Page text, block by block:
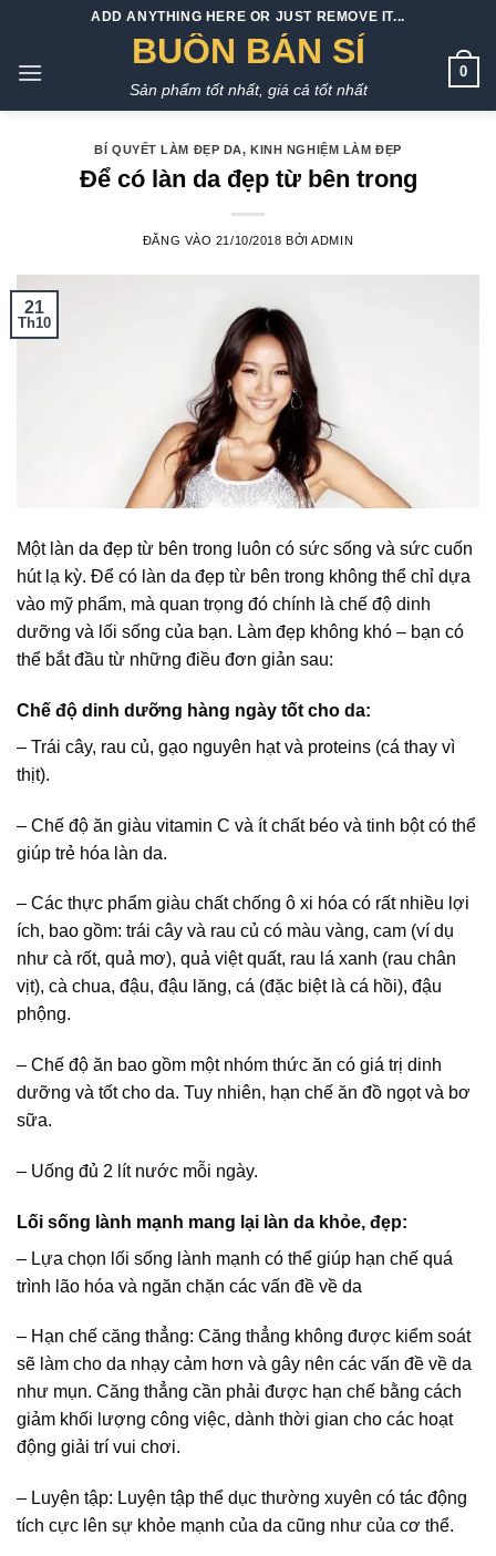
nội
ADD ANYTHING HERE OR JUST REMOVE IT...
BUÔN BÁN SỈ
Sản phẩm tốt nhất, giá cả tốt nhất
0
BÍ QUYẾT LÀM ĐẸP DA,KINH NGHIỆM LÀM ĐẸP
Để có làn da đẹp từ bên trong
ĐĂNG VÀO 21/10/2018 BỞIADMIN
21
Th10
Một làn da đẹp từ bên trong luôn có sức sống và sức cuốn
hút lạ kỳ. Để có làn da đẹp từ bên trong không thể chỉ dựa
vào mỹ phẩm, mà quan trọng đó chính là chế độ dinh
dưỡng và lối sống của bạn. Làm đẹp không khó – bạn có
thể bắt đầu từ những điều đơn giản sau:
Chế độ dinh dưỡng hàng ngày tốt cho da:
– Trái cây, rau củ, gạo nguyên hạt và proteins (cá thay vì
thịt).
– Chế độ ăn giàu vitamin C và ít chất béo và tinh bột có thể
giúp trẻ hóa làn da.
– Các thực phẩm giàu chất chống ô xi hóa có rất nhiều lợi
ích, bao gồm: trái cây và rau củ có màu vàng, cam (ví dụ
như cà rốt, quả mơ), quả việt quất, rau lá xanh (rau chân
vịt), cà chua, đậu, đậu lăng, cá (đặc biệt là cá hồi), đậu
phộng.
– Chế độ ăn bao gồm một nhóm thức ăn có giá trị dinh
dưỡng và tốt cho da. Tuy nhiên, hạn chế ăn đồ ngọt và bơ
sữa.
– Uống đủ 2 lít nước mỗi ngày.
Lối sống lành mạnh mang lại làn da khỏe, đẹp:
– Lựa chọn lối sống lành mạnh có thể giúp hạn chế quá
trình lão hóa và ngăn chặn các vấn đề về da
– Hạn chế căng thẳng: Căng thẳng không được kiểm soát
sẽ làm cho da nhạy cảm hơn và gây nên các vấn đề về da
như mụn. Căng thẳng cần phải được hạn chế bằng cách
giảm khối lượng công việc, dành thời gian cho các hoạt
động giải trí vui chơi.
– Luyện tập: Luyện tập thể dục thường xuyên có tác động
tích cực lên sự khỏe mạnh của da cũng như của cơ thể.